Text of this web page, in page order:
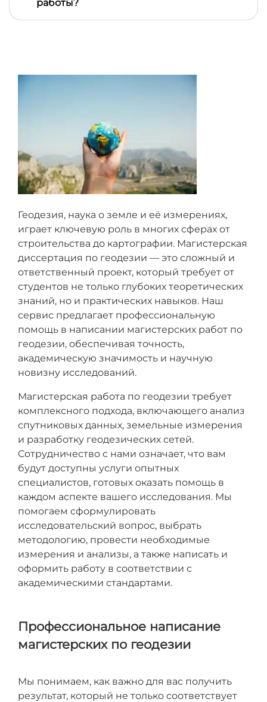
на этой странице, и он попросит менеджера
ответить вам вне очереди
работы?
Геодезия, наука о земле и её измерениях,
играет ключевую роль в многих сферах от
строительства до картографии. Магистерская
диссертация по геодезии — это сложный и
ответственный проект, который требует от
студентов не только глубоких теоретических
знаний, но и практических навыков. Наш
сервис предлагает профессиональную
помощь в написании магистерских работ по
геодезии, обеспечивая точность,
академическую значимость и научную
новизну исследований.
Магистерская работа по геодезии требует
комплексного подхода, включающего анализ
спутниковых данных, земельные измерения
и разработку геодезических сетей.
Сотрудничество с нами означает, что вам
будут доступны услуги опытных
специалистов, готовых оказать помощь в
каждом аспекте вашего исследования. Мы
помогаем сформулировать
исследовательский вопрос, выбрать
методологию, провести необходимые
измерения и анализы, а также написать и
оформить работу в соответствии с
академическими стандартами.
Профессиональное написание
магистерских по геодезии
Мы понимаем, как важно для вас получить
результат, который не только соответствует